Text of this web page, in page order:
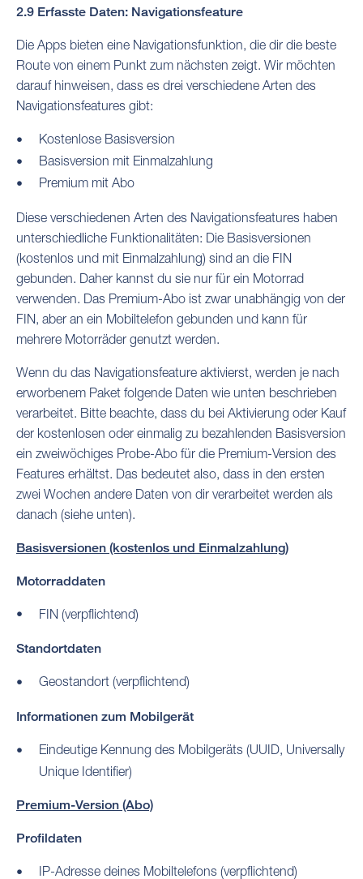
2.9 Erfasste Daten: Navigationsfeature
Die Apps bieten eine Navigationsfunktion, die dir die beste
Route von einem Punkt zum nächsten zeigt. Wir möchten
darauf hinweisen, dass es drei verschiedene Arten des
Navigationsfeatures gibt:
Kostenlose Basisversion
Basisversion mit Einmalzahlung
Premium mit Abo
Diese verschiedenen Arten des Navigationsfeatures haben
unterschiedliche Funktionalitäten: Die Basisversionen
(kostenlos und mit Einmalzahlung) sind an die FIN
gebunden. Daher kannst du sie nur für ein Motorrad
verwenden. Das Premium-Abo ist zwar unabhängig von der
FIN, aber an ein Mobiltelefon gebunden und kann für
mehrere Motorräder genutzt werden.
Wenn du das Navigationsfeature aktivierst, werden je nach
erworbenem Paket folgende Daten wie unten beschrieben
verarbeitet. Bitte beachte, dass du bei Aktivierung oder Kauf
der kostenlosen oder einmalig zu bezahlenden Basisversion
ein zweiwöchiges Probe-Abo für die Premium-Version des
Features erhältst. Das bedeutet also, dass in den ersten
zwei Wochen andere Daten von dir verarbeitet werden als
danach (siehe unten).
Basisversionen (kostenlos und Einmalzahlung)
Motorraddaten
FIN (verpflichtend)
Standortdaten
Geostandort (verpflichtend)
Informationen zum Mobilgerät
Eindeutige Kennung des Mobilgeräts (UUID, Universally
Unique Identifier)
Premium-Version (Abo)
Profildaten
IP-Adresse deines Mobiltelefons (verpflichtend)